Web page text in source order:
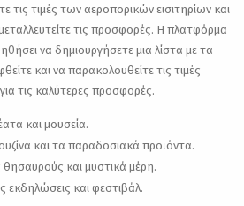
τις τιμές των αεροπορικών εισιτηρίων και
τις προσφορές. Η πλατφόρμα
να δημιουργήσετε μια λίστα με τα
και να παρακολουθείτε τις τιμές
τις καλύτερες προσφορές.
και μουσεία.
και τα παραδοσιακά προϊόντα.
και μυστικά μέρη.
εκδηλώσεις και φεστιβάλ.